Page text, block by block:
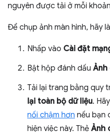
nguyên được tải ở mỗi
Để chụp ảnh màn hình, hãy
Nhấp vào Cài đặt
Bật hộp đánh dấu Ảnh
Tải lại trang bằng quy
lại toàn bộ dữ liệu.
nối chậm hơn nếu bạn
hiện việc này. Thẻ Ảnh